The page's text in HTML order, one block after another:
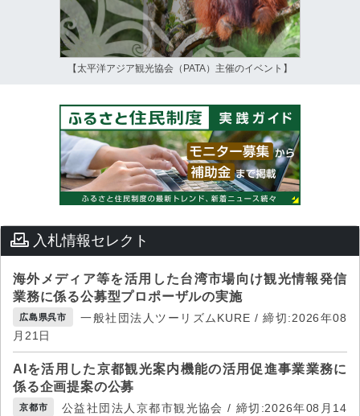
【太平洋アジア観光協会（PATA）主催のイベント】
入札情報セレクト
海外メディア等を活用した台湾市場向け観光情報発信
業務に係る公募型プロポーザルの実施
広島県呉市
一般社団法人ツーリズムKURE / 締切:2026年08
月21日
AIを活用した京都観光案内機能の活用促進事業業務に
係る企画提案の公募
京都市 公益社団法人京都市観光協会 / 締切:2026年08月14